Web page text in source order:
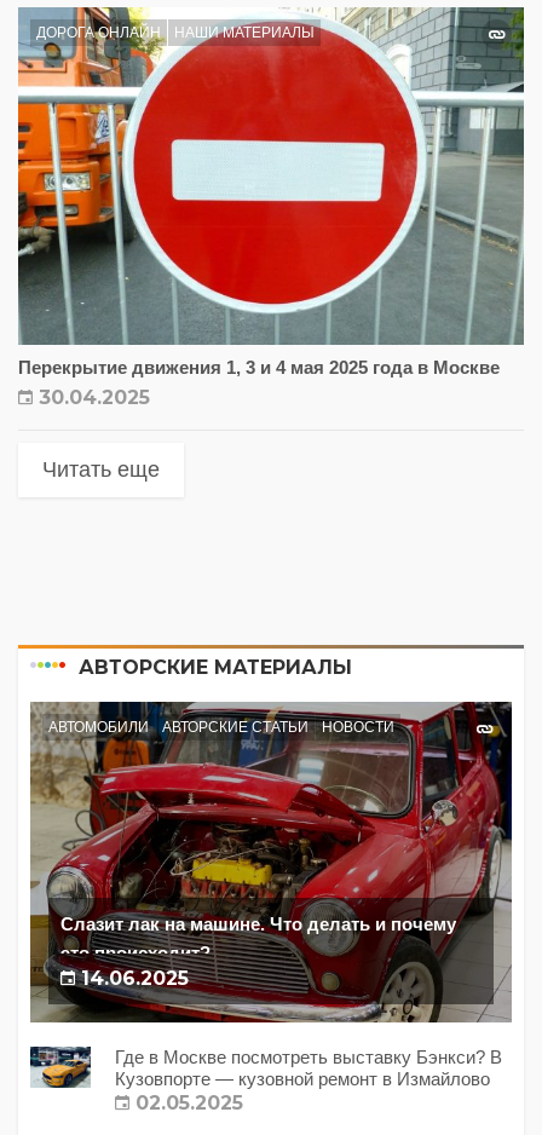
ДОРОГА ОНЛАЙН НАШИ МАТЕРИАЛЫ
Перекрытие движения 1, 3 и 4 мая 2025 года в Москве
30.04.2025
Читать еще
АВТОРСКИЕ МАТЕРИАЛЫ
АВТОМОБИЛИ АВТОРСКИЕ СТАТЬИ НОВОСТИ
Слазит лак на машине. Что делать и почему
это происходит?
14.06.2025
Где в Москве посмотреть выставку Бэнкси? В
Кузовпорте — кузовной ремонт в Измайлово
02.05.2025